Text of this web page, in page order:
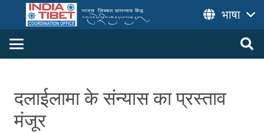
भाषा
दलाईलामा के संन्यास का प्रस्ताव
मंजूर